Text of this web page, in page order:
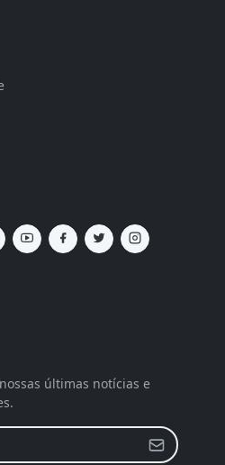
últimas notícias e